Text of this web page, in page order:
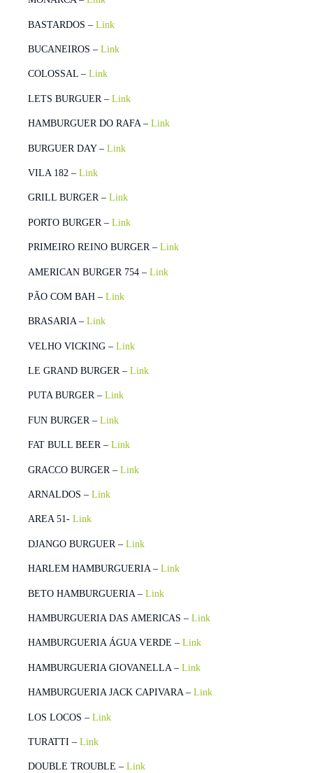
BASTARDOS – Link
BUCANEIROS – Link
COLOSSAL – Link
LETS BURGUER – Link
HAMBURGUER DO RAFA – Link
BURGUER DAY – Link
VILA 182 – Link
GRILL BURGER – Link
PORTO BURGER – Link
PRIMEIRO REINO BURGER – Link
AMERICAN BURGER 754 – Link
PÃO COM BAH – Link
BRASARIA – Link
VELHO VICKING – Link
LE GRAND BURGER – Link
PUTA BURGER – Link
FUN BURGER – Link
FAT BULL BEER – Link
GRACCO BURGER – Link
ARNALDOS – Link
AREA 51- Link
DJANGO BURGUER – Link
HARLEM HAMBURGUERIA – Link
BETO HAMBURGUERIA – Link
HAMBURGUERIA DAS AMERICAS – Link
HAMBURGUERIA ÁGUA VERDE – Link
HAMBURGUERIA GIOVANELLA – Link
HAMBURGUERIA JACK CAPIVARA – Link
LOS LOCOS – Link
TURATTI – Link
DOUBLE TROUBLE – Link